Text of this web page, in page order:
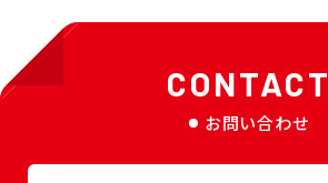
CONTACT
お問い合わせ